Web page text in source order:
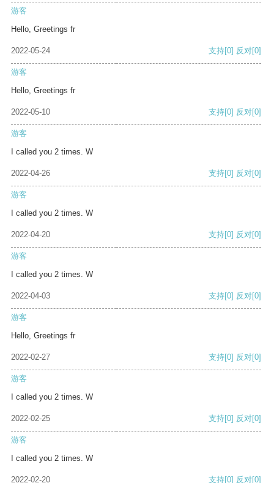
游客
Hello, Greetings fr
2022-05-24 支持[0] 反对[0]
游客
Hello, Greetings fr
2022-05-10 支持[0] 反对[0]
游客
I called you 2 times. W
2022-04-26 支持[0] 反对[0]
游客
I called you 2 times. W
2022-04-20 支持[0] 反对[0]
游客
I called you 2 times. W
2022-04-03 支持[0] 反对[0]
游客
Hello, Greetings fr
2022-02-27 支持[0] 反对[0]
游客
I called you 2 times. W
2022-02-25 支持[0] 反对[0]
游客
I called you 2 times. W
2022-02-20 支持[0] 反对[0]